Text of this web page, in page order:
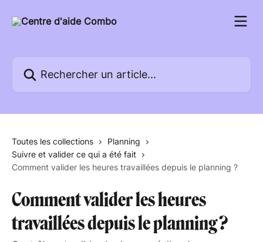
Toutes les collections
Planning
Suivre et valider ce qui a été fait
Comment valider les heures travaillées depuis le planning ?
Comment valider les heures
travaillées depuis le planning ?